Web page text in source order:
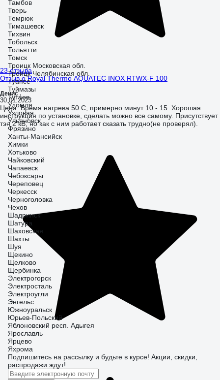
23 отзыва
Отзыв о Royal Thermo AQUATEC INOX RTWX-F 100
Денис .
30.01.2023
Цена. Время нагрева 50 С, примерно минут 10 - 15. Хорошая
инструкция по установке, сделать можно все самому. Присутствует
тэн 2 кВ, но как с ним работает сказать трудно(не проверял).
Тамбов
Тверь
Темрюк
Тимашевск
Тихвин
Тобольск
Тольятти
Томск
Троицк Московская обл.
Троицк Челябинская обл.
Туапсе
Туймазы
Тутаев
Удомля
Узловая
Ульяновск
Фрязино
Ханты-Мансийск
Химки
Хотьково
Чайковский
Чапаевск
Чебоксары
Череповец
Черкесск
Черноголовка
Чехов
Шадринск
Шатура
Шаховская
Шахты
Шуя
Щекино
Щелково
Щербинка
Электрогорск
Электросталь
Электроугли
Энгельс
Южноуральск
Юрьев-Польский
Яблоновский респ. Адыгея
Ярославль
Ярцево
Яхрома
Подпишитесь на рассылку и будьте в курсе! Акции, скидки,
распродажи ждут!